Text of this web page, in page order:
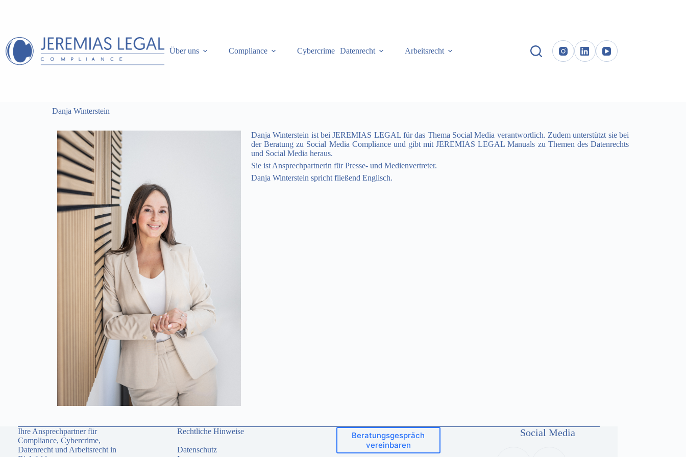
Über uns Compliance Cybercrime Datenrecht Arbeitsrecht
Danja Winterstein
Danja Winterstein ist bei JEREMIAS LEGAL für das Thema Social Media verantwortlich. Zudem unterstützt sie bei
der Beratung zu Social Media Compliance und gibt mit JEREMIAS LEGAL Manuals zu Themen des Datenrechts
und Social Media heraus.
Sie ist Ansprechpartnerin für Presse- und Medienvertreter.
Danja Winterstein spricht fließend Englisch.
Ihre Ansprechpartner für
Compliance, Cybercrime,
Datenrecht und Arbeitsrecht in
Rechtliche Hinweise
Datenschutz
Beratungsgespräch
vereinbaren
Social Media